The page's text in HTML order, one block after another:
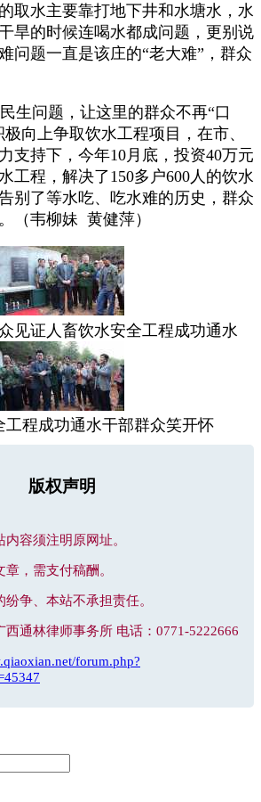
取水主要靠打地下井和水塘水，水
旱的时候连喝水都成问题，更别说
问题一直是该庄的“老大难”，群众
生问题，让这里的群众不再“口
向上争取饮水工程项目，在市、
支持下，今年10月底，投资40万元
工程，解决了150多户600人的饮水
别了等水吃、吃水难的历史，群众
（韦柳妹 黄健萍）
见证 人畜饮水安全工程成功通水
工程成功通水干部群众笑开怀
版权声明
容须注明原网址。
，需支付稿酬。
争、本站不承担责任。
通林律师事务所 电话：0771-5222666
forum.php?